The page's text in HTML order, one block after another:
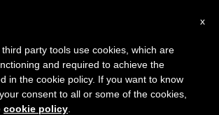
Tagged ‘synod
x
party tools use cookies, which are
and required to achieve the
in the cookie policy. If you want to know
consent to all or some of the cookies,
cookie policy